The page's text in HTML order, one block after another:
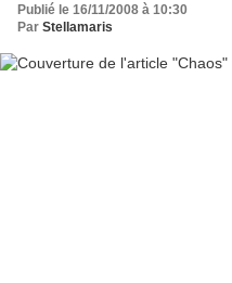
Publié le 16/11/2008 à 10:30
Par Stellamaris